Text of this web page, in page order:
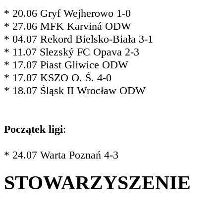
* 20.06 Gryf Wejherowo 1-0
* 27.06 MFK Karviná ODW
* 04.07 Rekord Bielsko-Biała 3-1
* 11.07 Slezský FC Opava 2-3
* 17.07 Piast Gliwice ODW
* 17.07 KSZO O. Ś. 4-0
* 18.07 Śląsk II Wrocław ODW
Początek ligi:
* 24.07 Warta Poznań 4-3
STOWARZYSZENIE